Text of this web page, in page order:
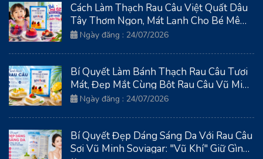
Cách Làm Thạch Rau Câu Việt Quất Dâu
Tây Thơm Ngon, Mát Lạnh Cho Bé Mê
TítNgày đăng : 24/07/2026
Bí Quyết Làm Bánh Thạch Rau Câu Tươi
Mát, Đẹp Mắt Cùng Bột Rau Câu Vũ Minh
Soviagar
Ngày đăng : 24/07/2026
Bí Quyết Đẹp Dáng Sáng Da Với Rau Câu
Sợi Vũ Minh Soviagar: "Vũ Khí" Giữ Gìn